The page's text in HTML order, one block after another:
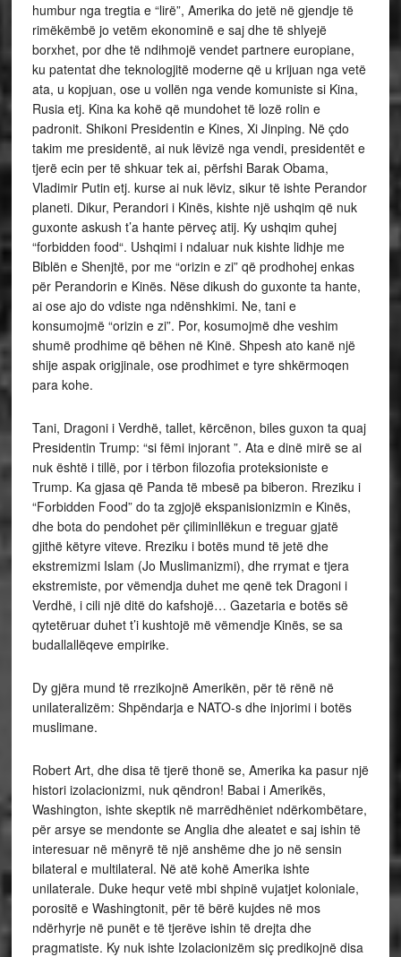
humbur nga tregtia e “lirë”, Amerika do jetë në gjendje të
rimëkëmbë jo vetëm ekonominë e saj dhe të shlyejë
borxhet, por dhe të ndihmojë vendet partnere europiane,
ku patentat dhe teknologjitë moderne që u krijuan nga vetë
ata, u kopjuan, ose u vollën nga vende komuniste si Kina,
Rusia etj. Kina ka kohë që mundohet të lozë rolin e
padronit. Shikoni Presidentin e Kines, Xi Jinping. Në çdo
takim me presidentë, ai nuk lëvizë nga vendi, presidentët e
tjerë ecin per të shkuar tek ai, përfshi Barak Obama,
Vladimir Putin etj. kurse ai nuk lëviz, sikur të ishte Perandor
planeti. Dikur, Perandori i Kinës, kishte një ushqim që nuk
guxonte askush t’a hante përveç atij. Ky ushqim quhej
“forbidden food“. Ushqimi i ndaluar nuk kishte lidhje me
Biblën e Shenjtë, por me “orizin e zi” që prodhohej enkas
për Perandorin e Kinës. Nëse dikush do guxonte ta hante,
ai ose ajo do vdiste nga ndënshkimi. Ne, tani e
konsumojmë “orizin e zi”. Por, kosumojmë dhe veshim
shumë prodhime që bëhen në Kinë. Shpesh ato kanë një
shije aspak origjinale, ose prodhimet e tyre shkërmoqen
para kohe.
Tani, Dragoni i Verdhë, tallet, kërcënon, biles guxon ta quaj
Presidentin Trump: “si fëmi injorant ”. Ata e dinë mirë se ai
nuk është i tillë, por i tërbon filozofia proteksioniste e
Trump. Ka gjasa që Panda të mbesë pa biberon. Rreziku i
“Forbidden Food” do ta zgjojë ekspanisionizmin e Kinës,
dhe bota do pendohet për çiliminllëkun e treguar gjatë
gjithë këtyre viteve. Rreziku i botës mund të jetë dhe
ekstremizmi Islam (Jo Muslimanizmi), dhe rrymat e tjera
ekstremiste, por vëmendja duhet me qenë tek Dragoni i
Verdhë, i cili një ditë do kafshojë… Gazetaria e botës së
qytetëruar duhet t’i kushtojë më vëmendje Kinës, se sa
budallallëqeve empirike.
Dy gjëra mund të rrezikojnë Amerikën, për të rënë në
unilateralizëm: Shpëndarja e NATO-s dhe injorimi i botës
muslimane.
Robert Art, dhe disa të tjerë thonë se, Amerika ka pasur një
histori izolacionizmi, nuk qëndron! Babai i Amerikës,
Washington, ishte skeptik në marrëdhëniet ndërkombëtare,
për arsye se mendonte se Anglia dhe aleatet e saj ishin të
interesuar në mënyrë të një anshëme dhe jo në sensin
bilateral e multilateral. Në atë kohë Amerika ishte
unilaterale. Duke hequr vetë mbi shpinë vujatjet koloniale,
porositë e Washingtonit, për të bërë kujdes në mos
ndërhyrje në punët e të tjerëve ishin të drejta dhe
pragmatiste. Ky nuk ishte Izolacionizëm siç predikojnë disa